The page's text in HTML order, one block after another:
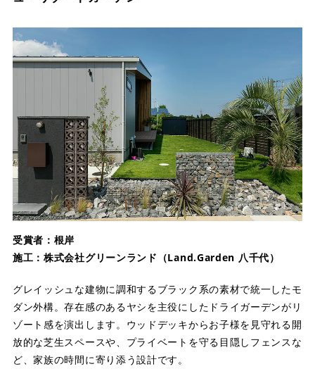
受賞者：根岸
施工：株式会社グリーンランド（Land.Garden 八千代）
グレイッシュな建物に調和するブラック系の素材で統一したモ
ダン外構。存在感のあるヤシを主役にしたドライガーデンがリ
ゾート感を演出します。ウッドデッキからお子様を見守れる開
放的な芝生スペースや、プライベートを守る目隠しフェンスな
ど、家族の時間に寄り添う設計です。